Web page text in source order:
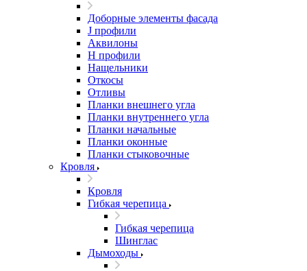
Доборные элементы фасада
J профили
Аквилоны
Н профили
Нащельники
Откосы
Отливы
Планки внешнего угла
Планки внутреннего угла
Планки начальные
Планки оконные
Планки стыковочные
Кровля
Кровля
Гибкая черепица
Гибкая черепица
Шинглас
Дымоходы